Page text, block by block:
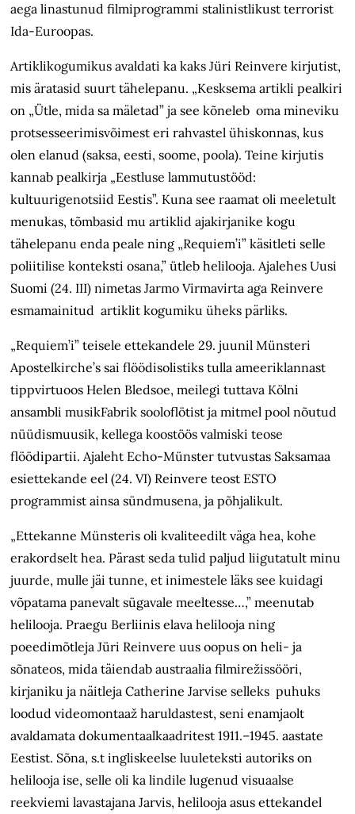
aega linastunud filmiprogrammi stalinistlikust terrorist
Ida-Euroopas.
Artiklikogumikus avaldati ka kaks Jüri Reinvere kirjutist,
mis äratasid suurt tähelepanu. „Kesksema artikli pealkiri
on „Ütle, mida sa mäletad” ja see kõneleb oma mineviku
protsesseerimisvõimest eri rahvastel ühiskonnas, kus
olen elanud (saksa, eesti, soome, poola). Teine kirjutis
kannab pealkirja „Eestluse lammutustööd:
kultuurigenotsiid Eestis”. Kuna see raamat oli meeletult
menukas, tõmbasid mu artiklid ajakirjanike kogu
tähelepanu enda peale ning „Requiem’i” käsitleti selle
poliitilise konteksti osana,” ütleb helilooja. Ajalehes Uusi
Suomi (24. III) nimetas Jarmo Virmavirta aga Reinvere
esmamainitud artiklit kogumiku üheks pärliks.
„Requiem’i” teisele ettekandele 29. juunil Münsteri
Apostelkirche’s sai flöödisolistiks tulla ameeriklannast
tippvirtuoos Helen Bledsoe, meilegi tuttava Kölni
ansambli musikFabrik sooloflötist ja mitmel pool nõutud
nüüdismuusik, kellega koostöös valmiski teose
flöödipartii. Ajaleht Echo-Münster tutvustas Saksamaa
esiettekande eel (24. VI) Reinvere teost ESTO
programmist ainsa sündmusena, ja põhjalikult.
„Ettekanne Münsteris oli kvaliteedilt väga hea, kohe
erakordselt hea. Pärast seda tulid paljud liigutatult minu
juurde, mulle jäi tunne, et inimestele läks see kuidagi
võpatama panevalt sügavale meeltesse…,” meenutab
helilooja. Praegu Berliinis elava helilooja ning
poeedimõtleja Jüri Reinvere uus oopus on heli- ja
sõnateos, mida täiendab austraalia filmirežissööri,
kirjaniku ja näitleja Catherine Jarvise selleks puhuks
loodud videomontaaž haruldastest, seni enamjaolt
avaldamata dokumentaalkaadritest 1911.–1945. aastate
Eestist. Sõna, s.t ingliskeelse luuleteksti autoriks on
helilooja ise, selle oli ka lindile lugenud visuaalse
reekviemi lavastajana Jarvis, helilooja asus ettekandel